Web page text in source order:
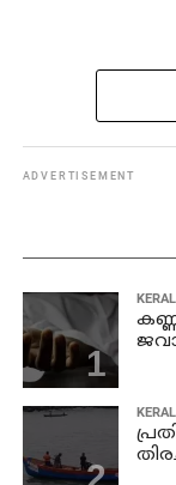
ADVERTISEMENT